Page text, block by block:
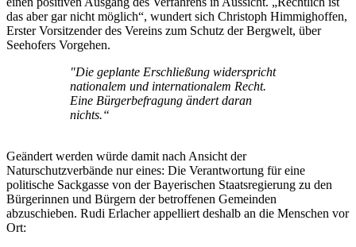
das aber gar nicht möglich“, wundert sich Christoph Himmighoffen,
Erster Vorsitzender des Vereins zum Schutz der Bergwelt, über
Seehofers Vorgehen.
"Die geplante Erschließung widerspricht
nationalem und internationalem Recht.
Eine Bürgerbefragung ändert daran
nichts.“
Geändert werden würde damit nach Ansicht der
Naturschutzverbände nur eines: Die Verantwortung für eine
politische Sackgasse von der Bayerischen Staatsregierung zu den
Bürgerinnen und Bürgern der betroffenen Gemeinden
abzuschieben. Rudi Erlacher appelliert deshalb an die Menschen vor
Ort: